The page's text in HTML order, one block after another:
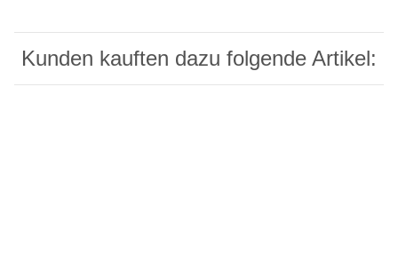
Kunden kauften dazu folgende Artikel: